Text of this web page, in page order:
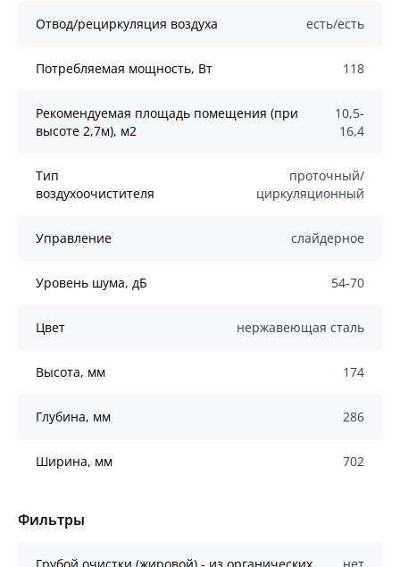
Отвод/рециркуляция воздуха есть/есть
Потребляемая мощность, Вт 118
Рекомендуемая площадь помещения (при
высоте 2,7м), м2
10,5-
16,4
Тип
воздухоочистителя
проточный/
циркуляционный
Управление слайдерное
Уровень шума, дБ 54-70
Цвет нержавеющая сталь
Высота, мм 174
Глубина, мм 286
Ширина, мм 702
Фильтры